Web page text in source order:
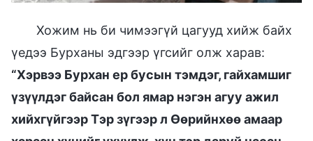
Хожим нь би чимээгүй цагууд хийж байх
үедээ Бурханы эдгээр үгсийг олж харав:
“Хэрвээ Бурхан ер бусын тэмдэг, гайхамшиг
үзүүлдэг байсан бол ямар нэгэн агуу ажил
хийхгүйгээр Тэр зүгээр л Өөрийнхөө амаар